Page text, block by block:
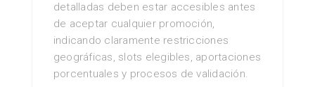
detalladas deben estar accesibles antes
de aceptar cualquier promoción,
indicando claramente restricciones
geográficas, slots elegibles, aportaciones
porcentuales y procesos de validación.